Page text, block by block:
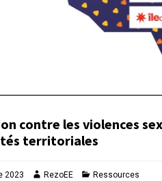
contre les violences
territoriales
2023 RezoEE Ressources